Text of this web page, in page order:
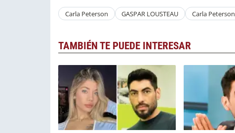
Carla Peterson GASPAR LOUSTEAU Carla Peterson
TAMBIÉN TE PUEDE INTERESAR